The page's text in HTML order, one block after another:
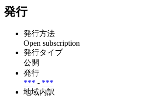
発行
発行方法
Open subscription
発行タイプ
公開
発行
*** - ***
地域内訳